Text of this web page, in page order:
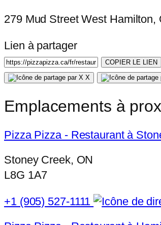
279 Mud Street West Hamilton,
Lien à partager
COPIER LE LIEN
X
Emplacements à
Pizza Pizza - Restaurant à
Stoney Creek, ON
L8G 1A7
+1 (905) 527-1111